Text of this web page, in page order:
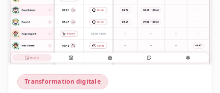
Transformation digitale